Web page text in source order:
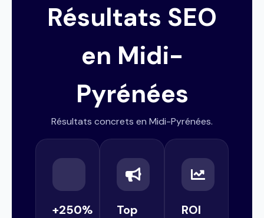
Résultats SEO
en Midi-
Pyrénées
Résultats concrets en Midi-Pyrénées.
+250% Top ROI